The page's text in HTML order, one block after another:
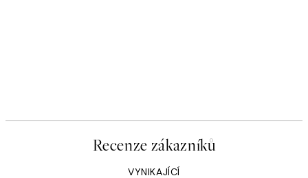
Recenze zákazníků
VYNIKAJÍCÍ